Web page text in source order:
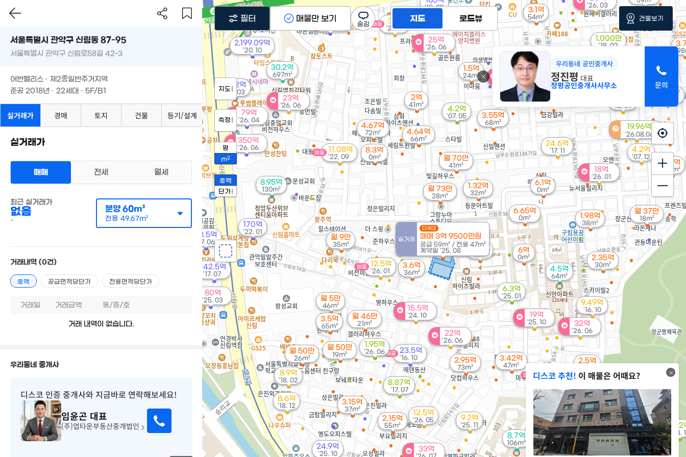
19.96억
'26.08.06.
1.5억
24m²
33억
11.08억
'22. 09
매물
49.5억
8.95억
130m²
8.7억
106m²
4.5억
64m²
12.5억
'26. 01
매물
월 50만
26m²
25억
'26. 06
23.5억
'16. 10
매물
42.5억
'17. 07
350억
'26. 06
36억
'26. 06
1.95억
'26. 06
월 9만
35m²
23억
'26. 06
32억
'26. 06
22억
'26. 06
월 5만
46m²
17.8억
'10. 02
매물
3.55억
68m²
월 46만
21m²
12.5억
'26. 05
6.7억
0m²
6.1억
0m²
월 50만
19m²
월 37만
18m²
79억
'26. 04
4.67억
72m²
'26. 03
월 73만
28m²
18억
'26. 01
3.6억
36m²
3.42억
47m²
38억
'25. 12
매물
월 80만
9.2억
'25. 11
34.5억
'25. 11
19억
'25. 10
24.9억
'25. 10
3.15억
37m²
1.32억
32m²
실거래
다세대
매매 3억 9500만원
공급 59m² / 전용 47m²
계약일 '25. 08
2.5억
4.9억
'25. 08
6억
0m²
80억
'25. 03
6.3억
'25. 01
7.22
'24.
15.5억
'24. 10
1.9억
53m²
2억
41m²
30.2억
697m²
2.15억
55m²
4.64억
66m²
2.35억
30m²
1.98억
38m²
'22. 06
3.5억
65m²
3.1억
54m²
170억
'22. 01
월 70만
41m²
6.65억
0m²
7,700만
33m²
2,199.09억
'20. 10
2.95억
73m²
8.6억
'18. 12
1,000만
'18. 02
8.9억
'18. 02
'18. 02
24.6억
'17. 11
8.87억
'17. 07
53.5억
'17. 06
9.49억
'16. 10
8.3억
0m²
41.2억
'14. 03
4.2억
'07. 12
4.2억
'07. 05
디스코 추천! 이 매물은 어때요?
우리동네 공인중개사
정진평 대표
정평공인중개사사무소
지도 로드뷰
지도
측정
평
m2
총액
단가
필터 매물만 보기 건물보기
서울특별시 관악구 신림동 87-95
서울특별시 관악구 신림로58길 42-3
어반팰리스 · 제2종일반주거지역
준공 2018년 · 22세대 · 5F/B1
실거래가 경매 토지 건물 등기/설계
실거래가
매매 전세 월세
최근 실거래가
없음
-
분양60m²
전용 49.67m²
거래내역 (0건)
총액 공급면적당단가 전용면적당단가
거래일 거래금액 동/층/호
거래 내역이 없습니다.
우리동네 중개사
디스코 인증 중개사와 지금바로 연락해보세요!
임윤곤 대표
(주)업타운부동산중개법인